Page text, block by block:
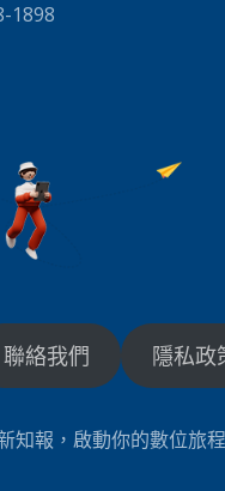
1898
聯絡我們 隱私政
知報，啟動你的數位旅程